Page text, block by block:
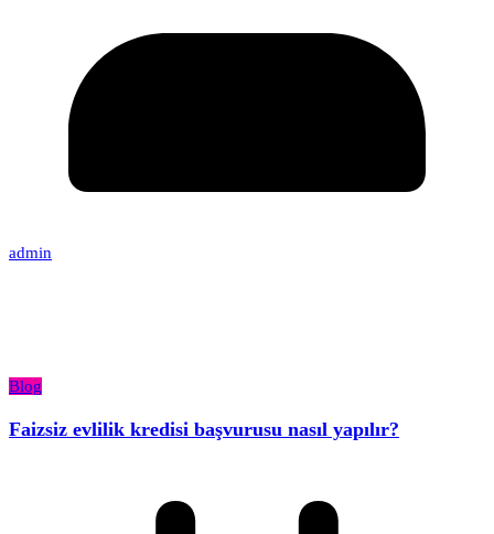
admin
Blog
Faizsiz evlilik kredisi başvurusu nasıl yapılır?